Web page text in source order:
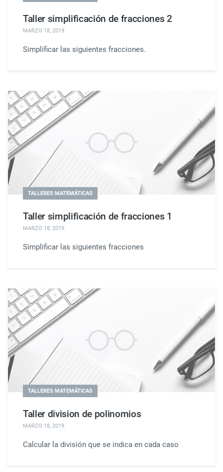
Taller simplificación de fracciones 2
MARZO 18, 2019.
Simplificar las siguientes fracciones.
TALLERES MATEMÁTICAS
Taller simplificación de fracciones 1
MARZO 18, 2019.
Simplificar las siguientes fracciones
TALLERES MATEMÁTICAS
Taller division de polinomios
MARZO 18, 2019.
Calcular la división que se indica en cada caso